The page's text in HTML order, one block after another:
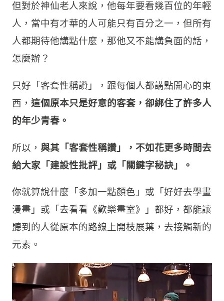
但對於神仙老人來說，他每年要看幾百位的年輕
人，當中有才華的人可能只有百分之一，但所有
人都期待他講點什麼，那他又不能講負面的話，
怎麼辦？
只好「客套性稱讚」，跟每個人都講點開心的東
西， 這個原本只是好意的客套，卻綁住了許多人
的年少青春。
所以， 與其「客套性稱讚」，不如花更多時間去
給大家「建設性批評」或「關鍵字秘訣」。
你就算說什麼「多加一點顏色」或「好好去學畫
漫畫」或「去看看《歡樂畫室》」都好，都能讓
聽到的人從原本的路線上開枝展葉，去接觸新的
元素。